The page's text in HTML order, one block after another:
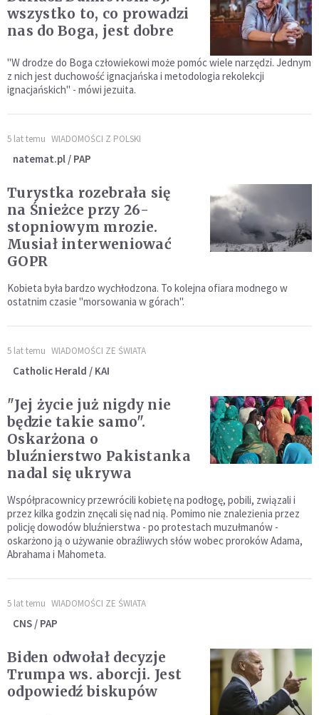
wszystko to, co prowadzi
nas do Boga, jest dobre
"W drodze do Boga człowiekowi może pomóc wiele narzędzi. Jednym
z nich jest duchowość ignacjańska i metodologia rekolekcji
ignacjańskich" - mówi jezuita.
5 lat temu WIADOMOŚCI Z POLSKI
natemat.pl / PAP
Turystka rozebrała się
na Śnieżce przy 26-
stopniowym mrozie.
Musiał interweniować
GOPR
Kobieta była bardzo wychłodzona. To kolejna ofiara modnego w
ostatnim czasie "morsowania w górach".
5 lat temu WIADOMOŚCI ZE ŚWIATA
Catholic Herald / KAI
"Jej życie już nigdy nie
będzie takie samo".
Oskarżona o
bluźnierstwo Pakistanka
nadal się ukrywa
Współpracownicy przewrócili kobietę na podłogę, pobili, związali i
przez kilka godzin znęcali się nad nią. Pomimo nie znalezienia przez
policję dowodów bluźnierstwa - po protestach muzułmanów -
oskarżono ją o używanie obraźliwych słów wobec proroków Adama,
Abrahama i Mahometa.
5 lat temu WIADOMOŚCI ZE ŚWIATA
CNS / PAP
Biden odwołał decyzje
Trumpa ws. aborcji. Jest
odpowiedź biskupów